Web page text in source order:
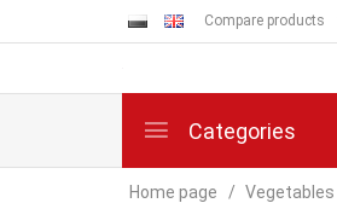
Compare products
Categories
Home page Vegetables